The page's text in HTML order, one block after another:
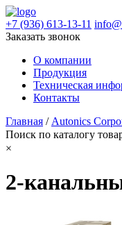
+7 (936) 613-13-11
Заказать звонок
О компании
Продукция
Техническая
Контакты
Главная / Autonics
Поиск по каталогу
×
2-